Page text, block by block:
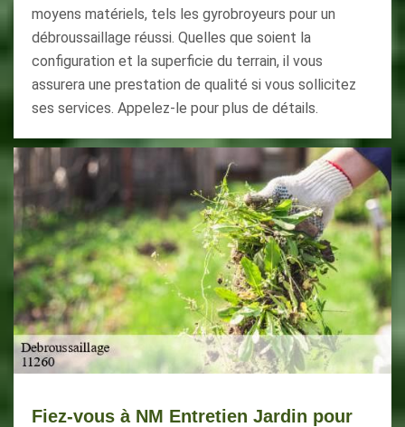
moyens matériels, tels les gyrobroyeurs pour un
débroussaillage réussi. Quelles que soient la
configuration et la superficie du terrain, il vous
assurera une prestation de qualité si vous sollicitez
ses services. Appelez-le pour plus de détails.
Fiez-vous à NM Entretien Jardin pour